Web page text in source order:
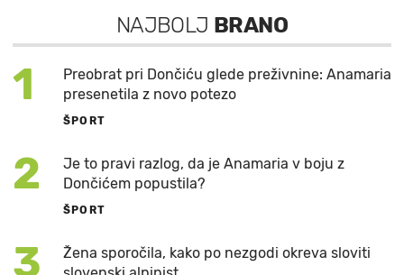
NAJBOLJ BRANO
1
Preobrat pri Dončiću glede preživnine: Anamaria
presenetila z novo potezo
ŠPORT
2
Je to pravi razlog, da je Anamaria v boju z
Dončićem popustila?
ŠPORT
3
Žena sporočila, kako po nezgodi okreva sloviti